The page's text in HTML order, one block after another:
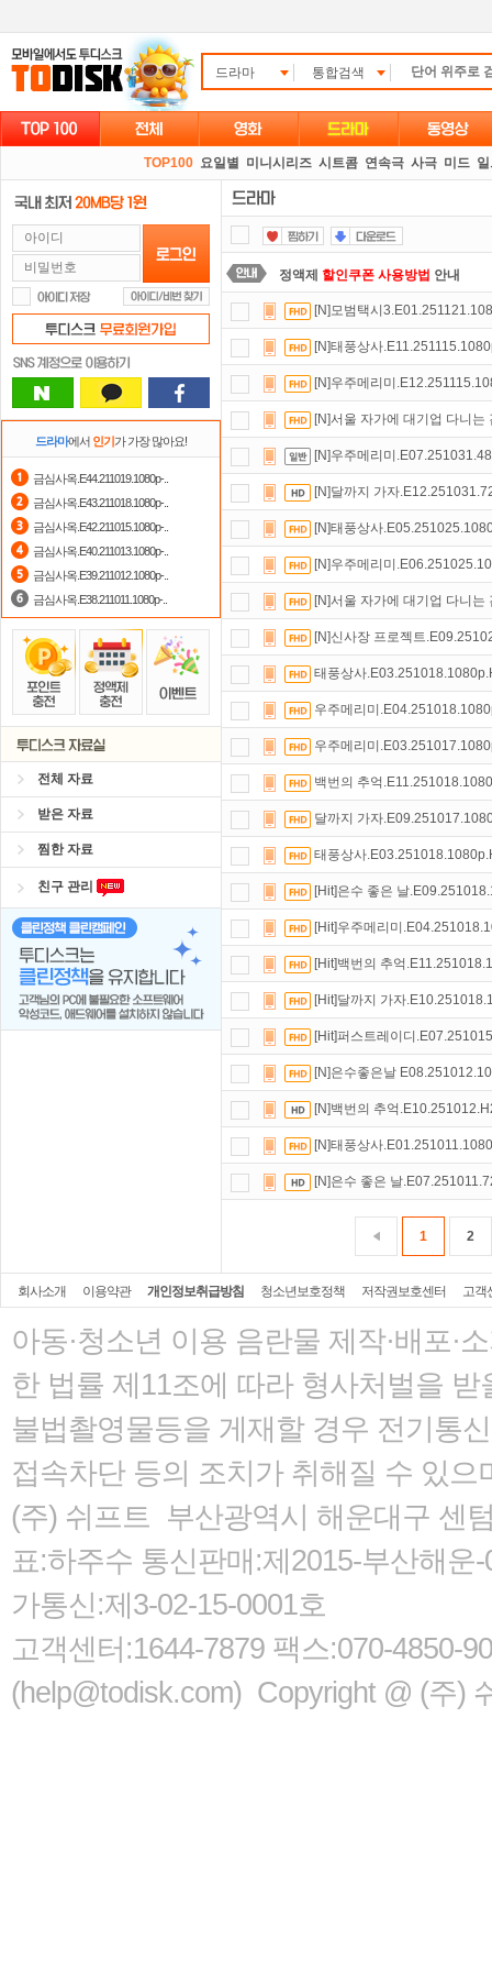
드라마 통합검색
TOP100 요일별 미니시리즈 시트콤 연속극 사극 미드
드라마에서 인기가 가장 많아요!
금심사옥.E44.211019.1080p-..
금심사옥.E43.211018.1080p-..
금심사옥.E42.211015.1080p-..
금심사옥.E40.211013.1080p-..
금심사옥.E39.211012.1080p-..
금심사옥.E38.211011.1080p-..
전체 자료
받은 자료
찜한 자료
친구 관리
정액제 할인쿠폰 사용방법 안내
스마트TV로 투디스크영화,드라마,
숨어있는 카드 마일리지 조회하고
요즘 뭐가 재밌지? 고민되면 눌러봐!
댓글만 잘써도무료 포인트를 드립
출석체크이벤트!매일매일출석체
자녀보호기능으로 가족과 함께 투디
[N]모범택시
[N]태풍상사
[N]우주메리미
[N]서울 자가에 대기업 다니
[N]우주메리미
[N]달까지 가자
[N]태풍상사
[N]우주메리미
[N]서울 자가에 대기업 다니
[N]신사장 프로젝트
태풍상사
우주메리미
우주메리미
백번의 추억
달까지 가자
태풍상사
[Hit]은수 좋은 날
[Hit]우주메리미
[Hit]백번의 추억
[Hit]달까지 가자
[Hit]퍼스트레이디
[N]은수좋은날
[N]백번의 추억
[N]태풍상사
[N]은수 좋은 날
1 2
회사소개 이용약관 개인정보취급방침 청소년보호정책 저작권보호센터 고객
아동·청소년 이용 음란물 제작·배포·
한 법률 제11조에 따라 형사처벌을 받
불법촬영물등을 게재할 경우 전기통
접속차단 등의 조치가 취해질 수 있으
(주) 쉬프트 부산광역시 해운대구 센
표:하주수 통신판매:제2015-부산해
가통신:제3-02-15-0001호
고객센터:1644-7879 팩스:070-4850-
(help@todisk.com) Copyright @ (주)